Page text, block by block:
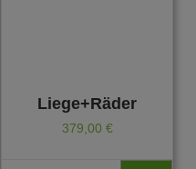
Liege+Räder
379,00 €